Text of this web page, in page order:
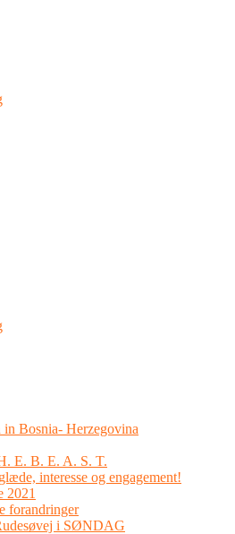
Bosnia- Herzegovina
E. B. E. A. S. T.
interesse og engagement!
2021
forandringer
i SØNDAG